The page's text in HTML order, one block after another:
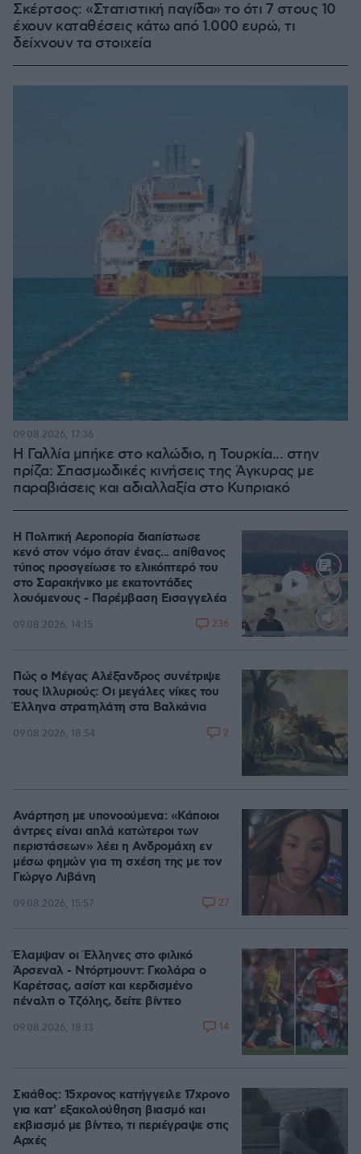
Σκέρτσος: «Στατιστική παγίδα» το ότι 7 στους 10
έχουν καταθέσεις κάτω από 1.000 ευρώ, τι
δείχνουν τα στοιχεία
Η Γαλλία μπήκε στο καλώδιο, η Τουρκία... στην
πρίζα: Σπασμωδικές κινήσεις της Άγκυρας με
παραβιάσεις και αδιαλλαξία στο Κυπριακό
09.08.2026, 17:36
Loaded
Η Πολιτική Αεροπορία διαπίστωσε
κενό στον νόμο όταν ένας... απίθανος
τύπος προσγείωσε το ελικόπτερό του
στο Σαρακήνικο με εκατοντάδες
λουόμενους - Παρέμβαση Εισαγγελέα
09.08.2026, 14:15 236
Πώς ο Μέγας Αλέξανδρος συνέτριψε
τους Ιλλυριούς: Οι μεγάλες νίκες του
Έλληνα στρατηλάτη στα Βαλκάνια
09.08.2026, 18:54 2
Ανάρτηση με υπονοούμενα: «Κάποιοι
άντρες είναι απλά κατώτεροι των
περιστάσεων» λέει η Ανδρομάχη εν
μέσω φημών για τη σχέση της με τον
Γιώργο Λιβάνη
09.08.2026, 15:57 27
Έλαμψαν οι Έλληνες στο φιλικό
Άρσεναλ - Ντόρτμουντ: Γκολάρα ο
Καρέτσας, ασίστ και κερδισμένο
πέναλτι ο Τζόλης, δείτε βίντεο
09.08.2026, 18:13 14
Σκιάθος: 15χρονος κατήγγειλε 17χρονο
για κατ' εξακολούθηση βιασμό και
εκβιασμό με βίντεο, τι περιέγραψε στις
Αρχές